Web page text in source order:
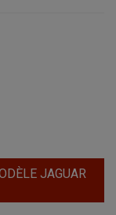
JAGUAR